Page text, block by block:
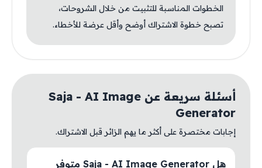
الخطوات المناسبة للتثبيت من خلال الشروحات،
تصبح خطوة الاشتراك أوضح وأقل عرضة للأخطاء.
أسئلة سريعة عن Saja - AI Image
Generator
إجابات مختصرة على أكثر ما يهم الزائر قبل الاشتراك.
هل Saja - AI Image Generator متوفر